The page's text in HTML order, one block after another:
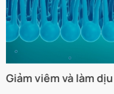
Giảm viêm và làm